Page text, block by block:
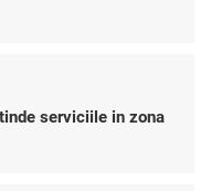
serviciile in zona